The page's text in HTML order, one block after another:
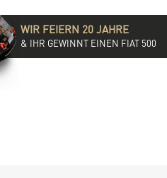
WIR FEIERN 20 JAHRE
& IHR GEWINNT EINEN FIAT 500